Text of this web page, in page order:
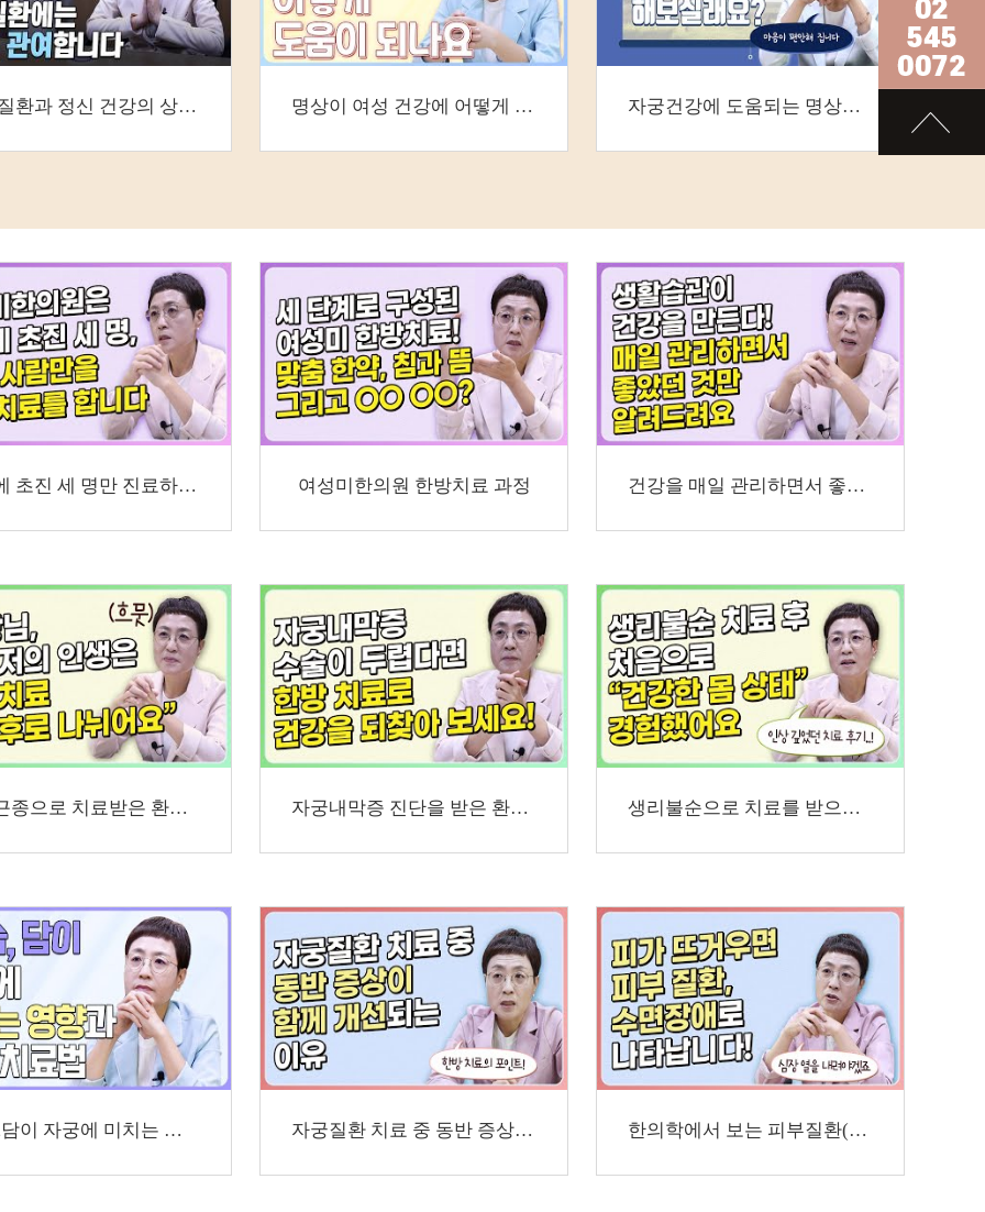
여성 질환과 정신 건강의 상관관계 | 자궁 건강을 … 명상이 여성 건강에 어떻게 도움이 되나요? 자궁건강에 도움되는 명상호흡법
하루에 초진 세 명만 진료하는 이유 여성미한의원 한방치료 과정 건강을 매일 관리하면서 좋았던 것만 알려드려요
거대근종으로 치료받은 환자분의 사연을 소개합니다 자궁내막증 진단을 받은 환자분의 치료 후기 생리불순으로 치료를 받으신 분의 사례
냉,습,담이 자궁에 미치는 영향과 한방치료 자궁질환 치료 중 동반 증상이 함께 개선되는 이유 한의학에서 보는 피부질환(아토피, 피부발진, 두드러…